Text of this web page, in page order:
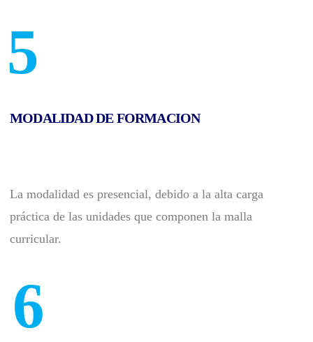
5
MODALIDAD DE FORMACION
La modalidad es presencial, debido a la alta carga
práctica de las unidades que componen la malla
curricular.
6